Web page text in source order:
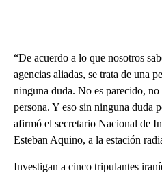
“De acuerdo a lo que nosotros
agencias aliadas, se trata de una
ninguna duda. No es parecido,
persona. Y eso sin ninguna duda
afirmó el secretario Nacional de
Esteban Aquino, a la estación
Investigan a cinco tripulantes